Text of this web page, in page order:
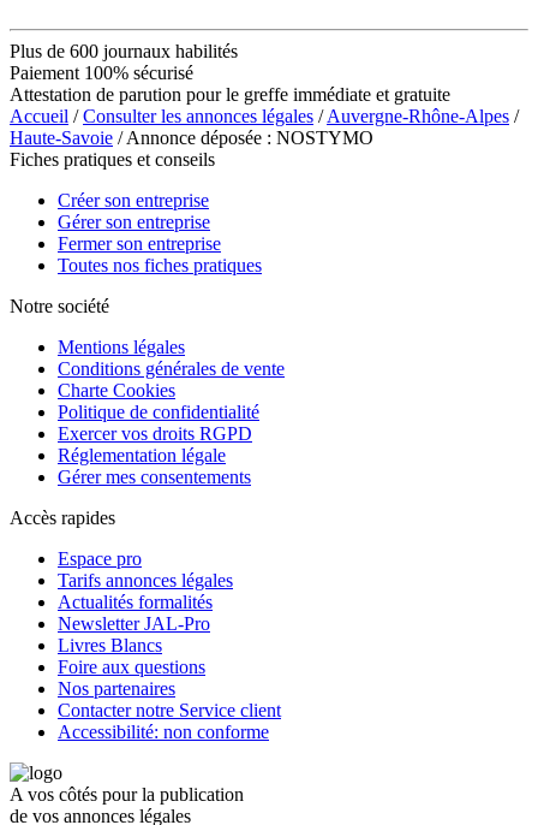
Plus de 600 journaux habilités
Paiement 100% sécurisé
Attestation de parution pour le greffe immédiate et gratuite
Accueil /Consulter les annonces légales /Auvergne-Rhône-Alpes /
Haute-Savoie / Annonce déposée : NOSTYMO
Fiches pratiques et conseils
Créer son entreprise
Gérer son entreprise
Fermer son entreprise
Toutes nos fiches pratiques
Notre société
Mentions légales
Conditions générales de vente
Charte Cookies
Politique de confidentialité
Exercer vos droits RGPD
Réglementation légale
Gérer mes consentements
Accès rapides
Espace pro
Tarifs annonces légales
Actualités formalités
Newsletter JAL-Pro
Livres Blancs
Foire aux questions
Nos partenaires
Contacter notre Service client
Accessibilité: non conforme
A vos côtés pour la publication
de vos annonces légales